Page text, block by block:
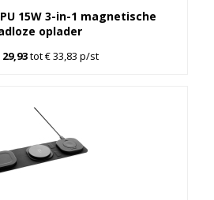
15W 3-in-1 magnetische
oplader
29,93tot € 33,83 p/st